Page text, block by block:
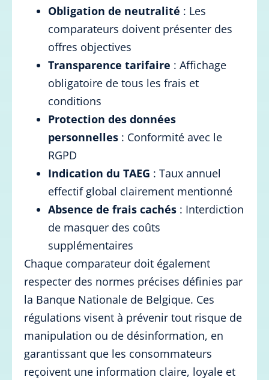
Obligation de neutralité : Les
comparateurs doivent présenter des
offres objectives
Transparence tarifaire : Affichage
obligatoire de tous les frais et
conditions
Protection des données
personnelles : Conformité avec le
RGPD
Indication du TAEG : Taux annuel
effectif global clairement mentionné
Absence de frais cachés : Interdiction
de masquer des coûts
supplémentaires
Chaque comparateur doit également
respecter des normes précises définies par
la Banque Nationale de Belgique. Ces
régulations visent à prévenir tout risque de
manipulation ou de désinformation, en
garantissant que les consommateurs
reçoivent une information claire, loyale et